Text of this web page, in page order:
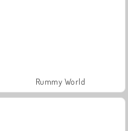
Rummy World